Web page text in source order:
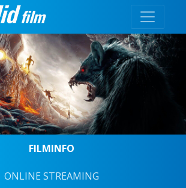
FILMINFO
ONLINE STREAMING